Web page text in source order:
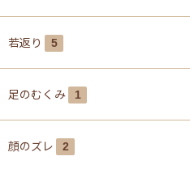
若返り 5
足のむくみ 1
顔のズレ 2